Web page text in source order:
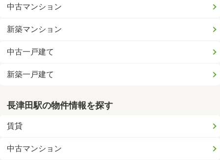
中古マンション
新築マンション
中古一戸建て
新築一戸建て
長津田駅の物件情報を探す
賃貸
中古マンション